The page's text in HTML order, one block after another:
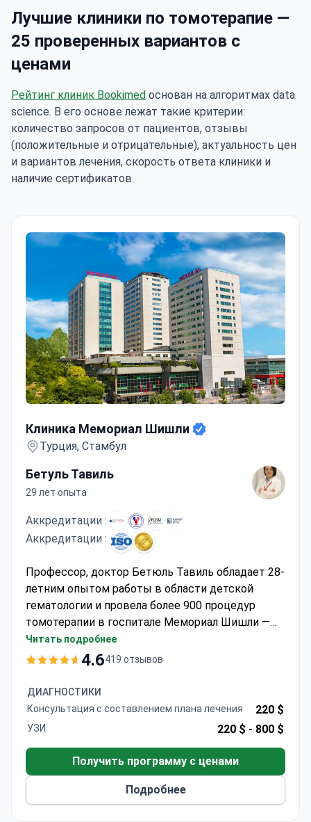
Лучшие клиники по томотерапие —
25 проверенных вариантов с
ценами
Рейтинг клиник Bookimed основан на алгоритмах data
science. В его основе лежат такие критерии:
количество запросов от пациентов, отзывы
(положительные и отрицательные), актуальность цен
и вариантов лечения, скорость ответа клиники и
наличие сертификатов.
Клиника Мемориал Шишли
Турция, Стамбул
Бетуль Тавиль
29 лет опыта
Аккредитации :
Аккредитации :
Профессор, доктор Бетюль Тавиль обладает 28-
летним опытом работы в области детской
гематологии и провела более 900 процедур
томотерапии в госпитале Мемориал Шишли —
первом медицинском учреждении Турции,
аккредитованном JCI. Клиника предлагает
контролем, при этом ПЭТ-КТ для планирования
лечения обычно стоит около $750. Пациентам
следует планировать бюджет на
диагностические исследования, такие как МРТ,
стоимостью примерно $1 800, и консультации
специалистов по цене от $220. Мемориал
поддерживает международные стандарты
качества, имея аккредитацию JCI с 2002 года.
Читать подробнее
4.6419 отзывов
ДИАГНОСТИКИ
Консультация с составлением плана лечения
220 $
УЗИ 220 $ - 800 $
Получить программу с ценами
Подробнее